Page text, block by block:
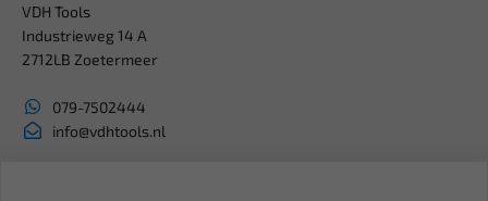
VDH Tools
Industrieweg 14 A
2712LB Zoetermeer
079-7502444
info@vdhtools.nl